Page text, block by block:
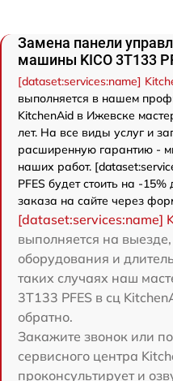
Замена панели
машины KICO 3T133
[dataset:services:name]
выполняется в нашем
KitchenAid в Ижевске
лет. На все виды услуг и
расширенную гарантию -
наших работ.
PFES будет стоить на -
заказа на сайте через
[dataset:services:name]
выполняется на
оборудования и
таких случаях наш
3T133 PFES в сц
обратно.
Закажите звонок или
сервисного центра
проконсультирует и